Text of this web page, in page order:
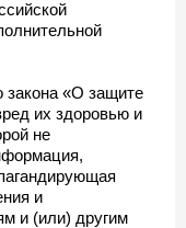
закона «О защите
их здоровью и
не
и
и (или) другим